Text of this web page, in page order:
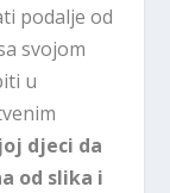
podalje od
svojom
u
djeci da
od slika i